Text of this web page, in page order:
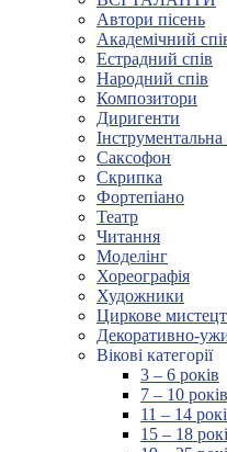
Автори пісень
Академічний
Естрадний спів
Народний спів
Композитори
Диригенти
Саксофон
Скрипка
Фортепіано
Театр
Читання
Моделінг
Хореографія
Художники
Циркове
Декоративно-
Вікові категорії
3 – 6 років
7 – 10 років
11 – 14
15 – 18